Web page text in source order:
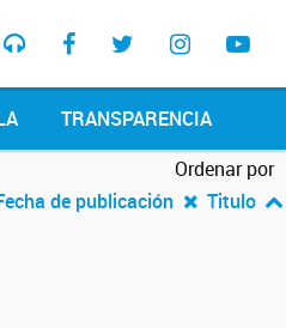
TRANSPARENCIA
Ordenar por
de publicación
Titulo